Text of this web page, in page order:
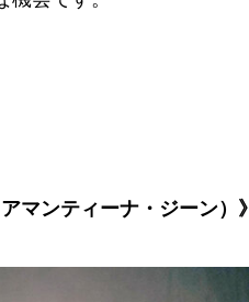
マンティーナ・ジーン）》